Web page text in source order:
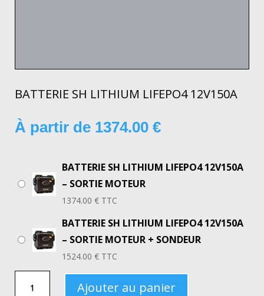
BATTERIE SH LITHIUM LIFEPO4 12V150A
À partir de 1374.00 €
BATTERIE SH LITHIUM LIFEPO4 12V150A
– SORTIE MOTEUR
1374.00 € TTC
BATTERIE SH LITHIUM LIFEPO4 12V150A
– SORTIE MOTEUR + SONDEUR
1524.00 € TTC
Ajouter au panier